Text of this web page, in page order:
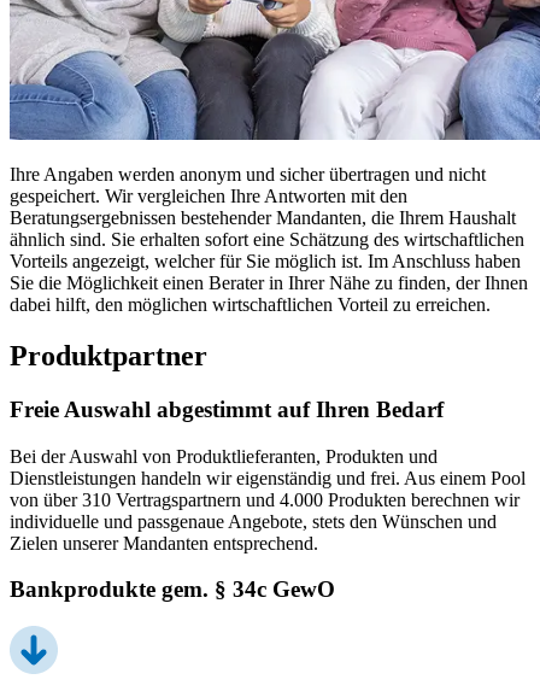
Ihre Angaben werden anonym und sicher übertragen und nicht
gespeichert. Wir vergleichen Ihre Antworten mit den
Beratungsergebnissen bestehender Mandanten, die Ihrem Haushalt
ähnlich sind. Sie erhalten sofort eine Schätzung des wirtschaftlichen
Vorteils angezeigt, welcher für Sie möglich ist. Im Anschluss haben
Sie die Möglichkeit einen Berater in Ihrer Nähe zu finden, der Ihnen
dabei hilft, den möglichen wirtschaftlichen Vorteil zu erreichen.
Produktpartner
Freie Auswahl abgestimmt auf Ihren Bedarf
Bei der Auswahl von Produktlieferanten, Produkten und
Dienstleistungen handeln wir eigenständig und frei. Aus einem Pool
von über 310 Vertragspartnern und 4.000 Produkten berechnen wir
individuelle und passgenaue Angebote, stets den Wünschen und
Zielen unserer Mandanten entsprechend.
Bankprodukte gem. § 34c GewO